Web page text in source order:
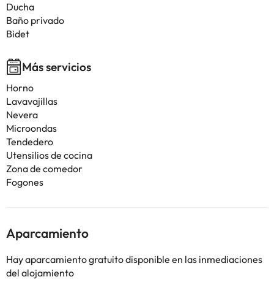
Ducha
Baño privado
Bidet
Más servicios
Horno
Lavavajillas
Nevera
Microondas
Tendedero
Utensilios de cocina
Zona de comedor
Fogones
Aparcamiento
Hay aparcamiento gratuito disponible en las inmediaciones
del alojamiento